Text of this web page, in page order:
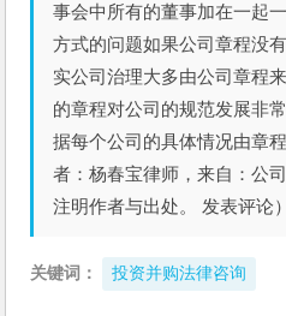
事会中所有的董事加在一起
方式的问题如果公司章程没
实公司治理大多由公司章程
的章程对公司的规范发展非
据每个公司的具体情况由章
者：杨春宝律师，来自：公
注明作者与出处。 发表评论）
关键词： 投资并购法律咨询